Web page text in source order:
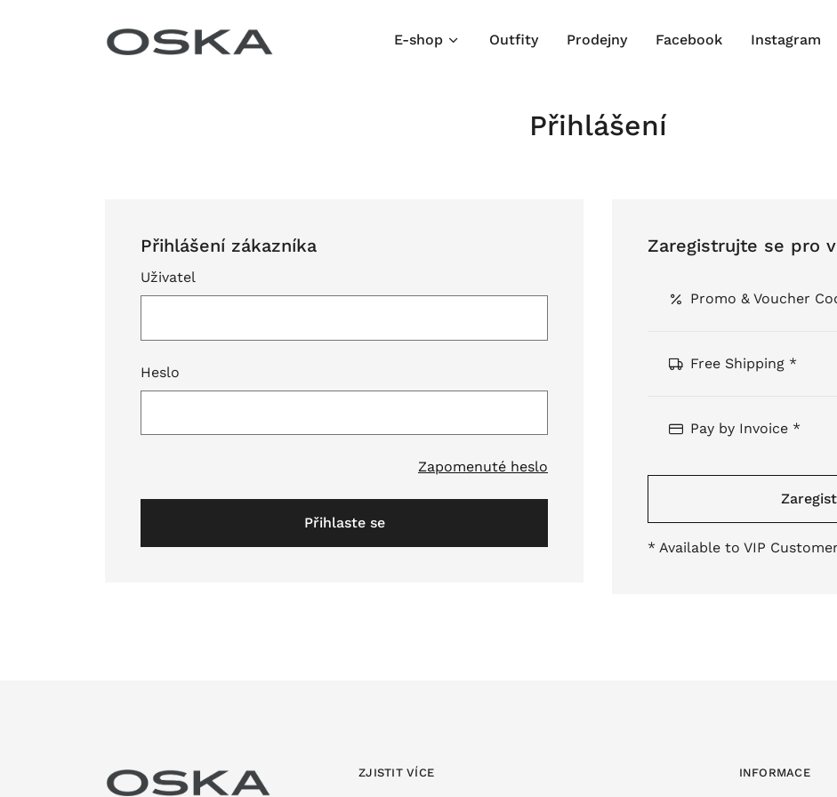
E-shop Outfity Prodejny Facebook Instagram
Přihlášení
Přihlášení zákazníka
Uživatel
Heslo
Zapomenuté heslo
Přihlaste se
Zaregistrujte se pro
Promo & Voucher
Free Shipping *
Pay by Invoice *
* Available to VIP
ZJISTIT VÍCE INFORMACE